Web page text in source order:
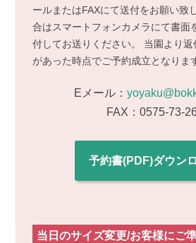
ールまたはFAXにて送付をお願い致
合はスマートフォンカメラにて書面
付してお送りください。 当園より
があった時点でご予約成立となりま
Eメール：
FAX：0575-73-
予約書(PDF)ダウン
当日のサイズ変更/お客様にご